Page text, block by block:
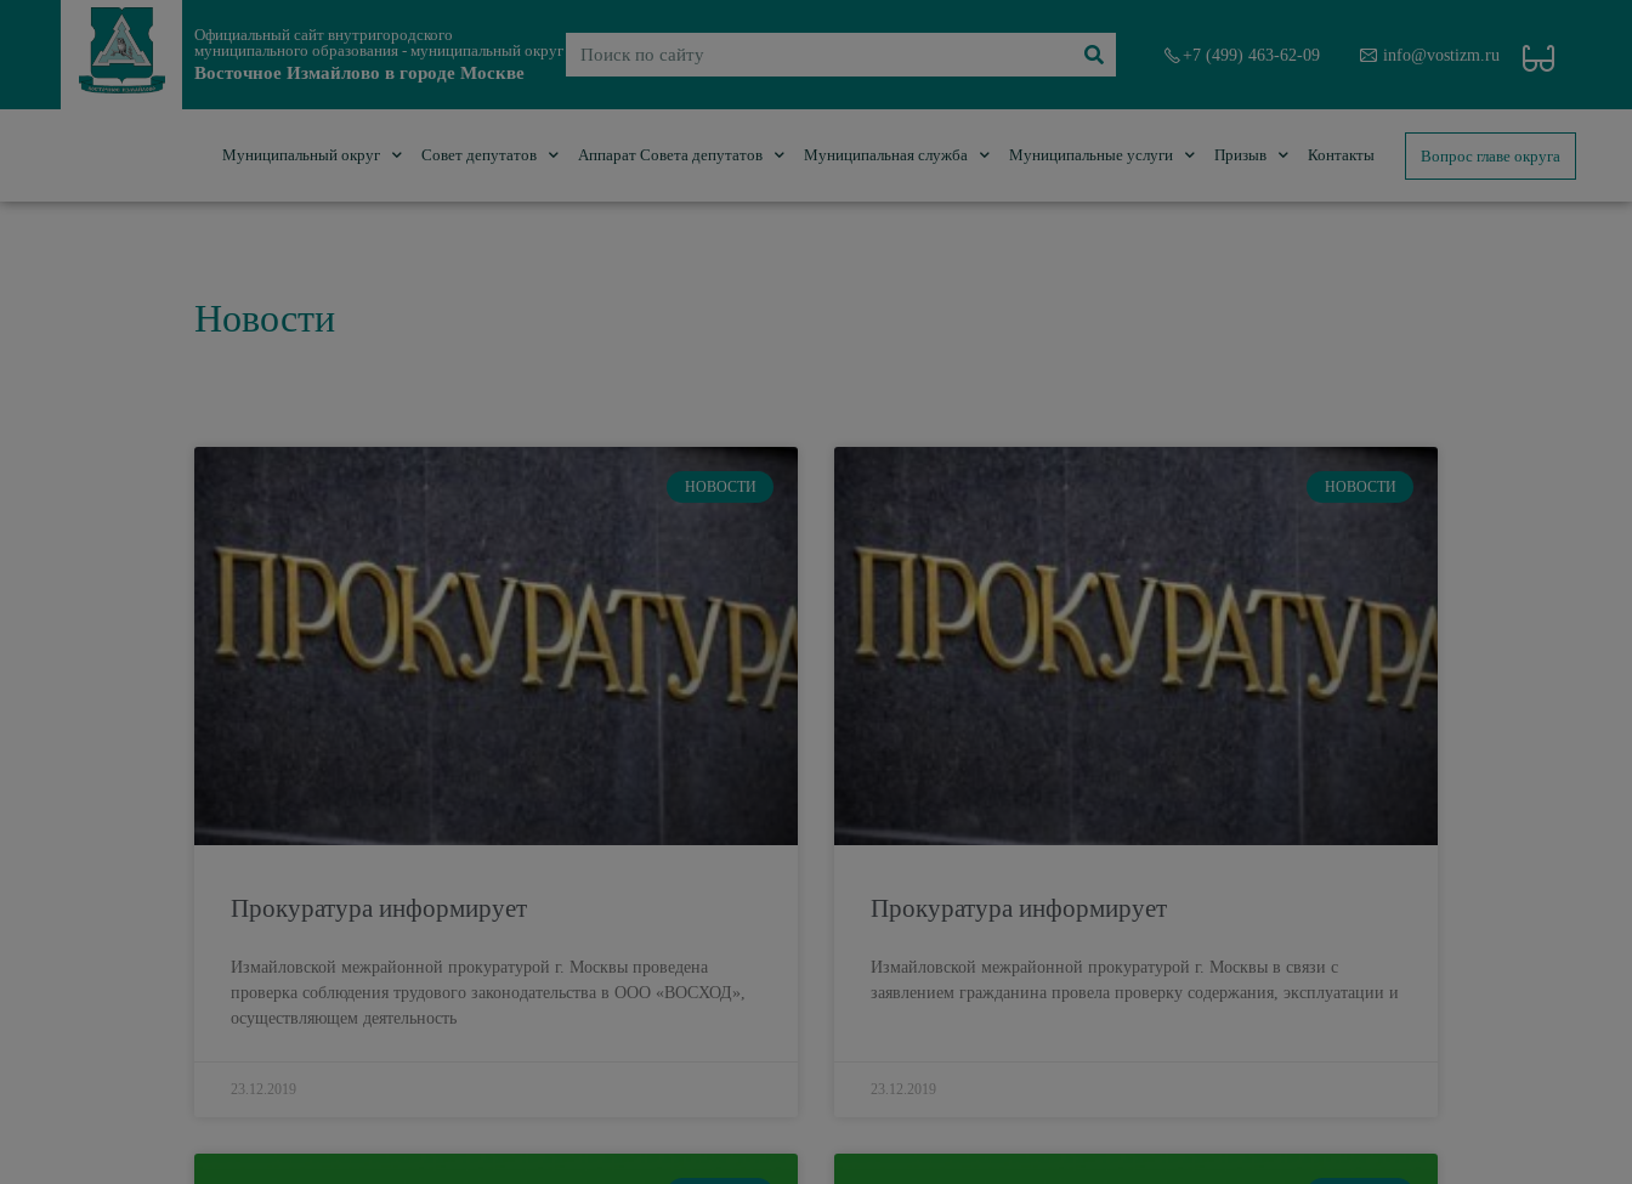
Официальный сайт внутригородского
муниципального образования - муниципальный округ
Восточное Измайлово в городе Москве
+7 (499) 463-62-09 info@vostizm.ru
Муниципальный округ Совет депутатов Аппарат Совета депутатов Муниципальная служба Муниципальные услуги Призыв Контакты Вопрос главе округа
Новости
НОВОСТИ
Прокуратура информирует
Измайловской межрайонной прокуратурой г. Москвы проведена
проверка соблюдения трудового законодательства в ООО «ВОСХОД»,
осуществляющем деятельность
23.12.2019
НОВОСТИ
Прокуратура информирует
Измайловской межрайонной прокуратурой г. Москвы в связи с
заявлением гражданина провела проверку содержания, эксплуатации и
23.12.2019